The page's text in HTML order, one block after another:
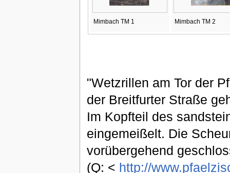
Mimbach TM 1 Mimbach TM 2
"Wetzrillen am Tor der
der Breitfurter Straße
Im Kopfteil des
eingemeißelt. Die
vorübergehend
(Q: < http://